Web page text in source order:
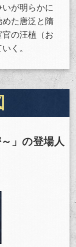
が明らかに
た唐泛と隋
の汪植（お
く。
」の登場人